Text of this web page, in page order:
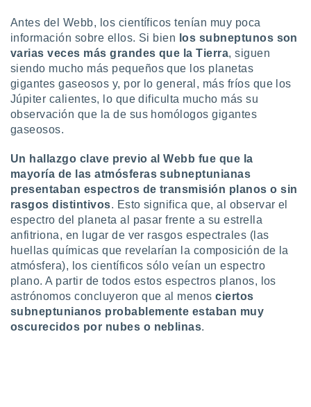
únicos
similares
como
este sitio
de
traten tus
en
interés
a lo que
Para
su
u
datos
momento
en
Antes del Webb, los científicos tenían muy poca
información sobre ellos. Si bien los subneptunos son
varias veces más grandes que la Tierra, siguen
siendo mucho más pequeños que los planetas
gigantes gaseosos y, por lo general, más fríos que los
Júpiter calientes, lo que dificulta mucho más su
observación que la de sus homólogos gigantes
gaseosos.
Un hallazgo clave previo al Webb fue que la
mayoría de las atmósferas subneptunianas
presentaban espectros de transmisión planos o sin
rasgos distintivos. Esto significa que, al observar el
espectro del planeta al pasar frente a su estrella
anfitriona, en lugar de ver rasgos espectrales (las
huellas químicas que revelarían la composición de la
atmósfera), los científicos sólo veían un espectro
plano. A partir de todos estos espectros planos, los
astrónomos concluyeron que al menosciertos
subneptunianos probablemente estaban muy
oscurecidos por nubes o neblinas.